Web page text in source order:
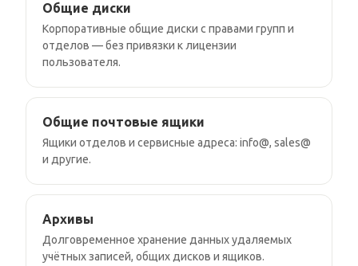
Общие диски
Корпоративные общие диски с правами групп и
отделов — без привязки к лицензии
пользователя.
Общие почтовые ящики
Ящики отделов и сервисные адреса: info@, sales@
и другие.
Архивы
Долговременное хранение данных удаляемых
учётных записей, общих дисков и ящиков.